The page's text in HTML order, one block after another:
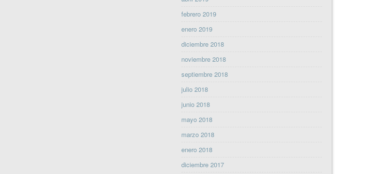
febrero 2019
enero 2019
diciembre 2018
noviembre 2018
septiembre 2018
julio 2018
junio 2018
mayo 2018
marzo 2018
enero 2018
diciembre 2017